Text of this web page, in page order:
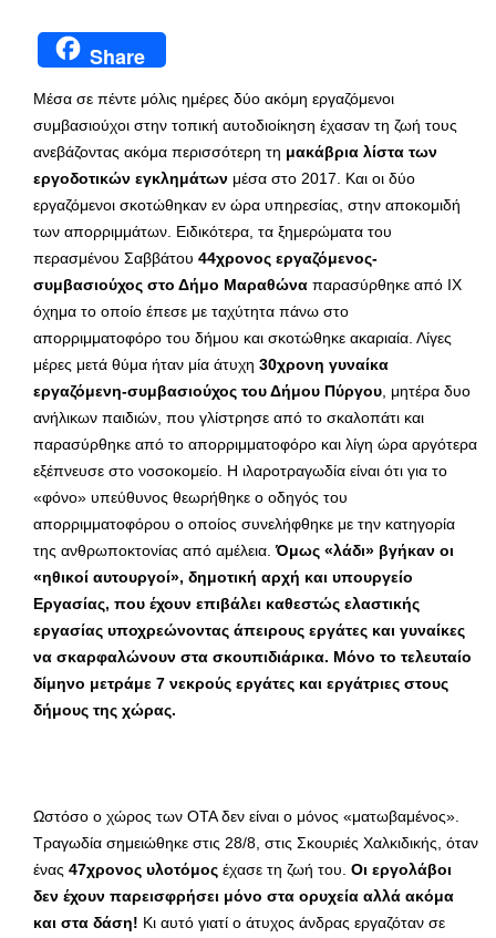
Share
Μέσα σε πέντε μόλις ημέρες δύο ακόμη εργαζόμενοι
συμβασιούχοι στην τοπική αυτοδιοίκηση έχασαν τη ζωή τους
ανεβάζοντας ακόμα περισσότερη τη μακάβρια λίστα των
εργοδοτικών εγκλημάτων μέσα στο 2017. Και οι δύο
εργαζόμενοι σκοτώθηκαν εν ώρα υπηρεσίας, στην αποκομιδή
των απορριμμάτων. Ειδικότερα, τα ξημερώματα του
περασμένου Σαββάτου 44χρονος εργαζόμενος-
συμβασιούχος στο Δήμο Μαραθώνα παρασύρθηκε από ΙΧ
όχημα το οποίο έπεσε με ταχύτητα πάνω στο
απορριμματοφόρο του δήμου και σκοτώθηκε ακαριαία. Λίγες
μέρες μετά θύμα ήταν μία άτυχη 30χρονη γυναίκα
εργαζόμενη-συμβασιούχος του Δήμου Πύργου , μητέρα δυο
ανήλικων παιδιών, που γλίστρησε από το σκαλοπάτι και
παρασύρθηκε από το απορριμματοφόρο και λίγη ώρα αργότερα
εξέπνευσε στο νοσοκομείο. Η ιλαροτραγωδία είναι ότι για το
«φόνο» υπεύθυνος θεωρήθηκε ο οδηγός του
απορριμματοφόρου ο οποίος συνελήφθηκε με την κατηγορία
της ανθρωποκτονίας από αμέλεια. Όμως «λάδι» βγήκαν οι
«ηθικοί αυτουργοί», δημοτική αρχή και υπουργείο
Εργασίας, που έχουν επιβάλει καθεστώς ελαστικής
εργασίας υποχρεώνοντας άπειρους εργάτες και γυναίκες
να σκαρφαλώνουν στα σκουπιδιάρικα. Μόνο το τελευταίο
δίμηνο μετράμε 7 νεκρούς εργάτες και εργάτριες στους
δήμους της χώρας.
Ωστόσο ο χώρος των ΟΤΑ δεν είναι ο μόνος «ματωβαμένος».
Τραγωδία σημειώθηκε στις 28/8, στις Σκουριές Χαλκιδικής, όταν
ένας 47χρονος υλοτόμος έχασε τη ζωή του. Οι εργολάβοι
δεν έχουν παρεισφρήσει μόνο στα ορυχεία αλλά ακόμα
και στα δάση! Κι αυτό γιατί ο άτυχος άνδρας εργαζόταν σε